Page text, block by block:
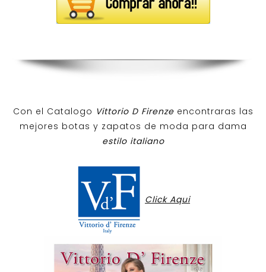
Con el Catalogo Vittorio D Firenzeencontraras las
mejores botas y zapatos de moda para dama
estilo italiano
Click Aqui